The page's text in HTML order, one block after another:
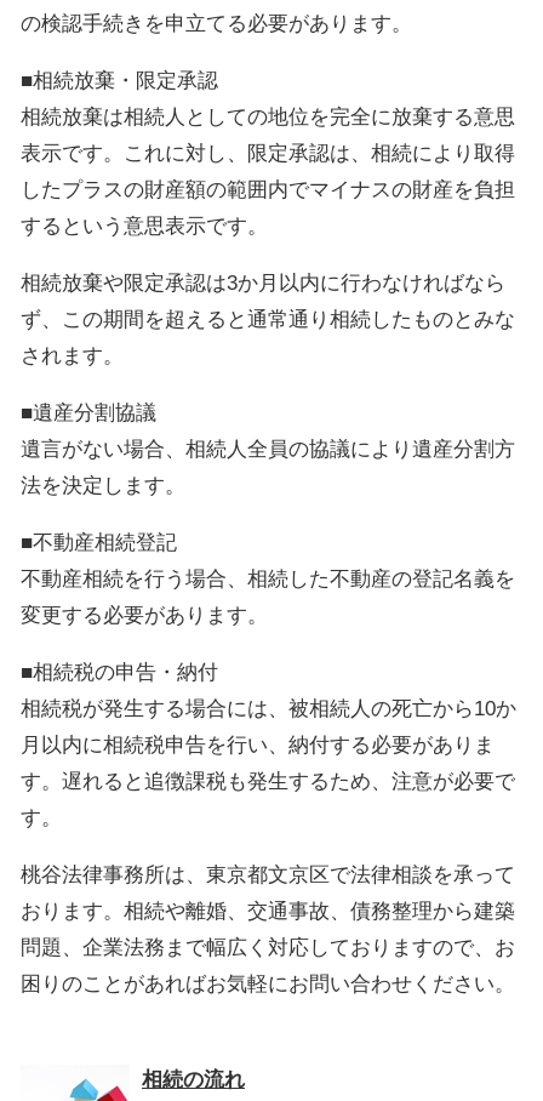
の検認手続きを申立てる必要があります。
■相続放棄・限定承認
相続放棄は相続人としての地位を完全に放棄する意思
表示です。これに対し、限定承認は、相続により取得
したプラスの財産額の範囲内でマイナスの財産を負担
するという意思表示です。
相続放棄や限定承認は3か月以内に行わなければなら
ず、この期間を超えると通常通り相続したものとみな
されます。
■遺産分割協議
遺言がない場合、相続人全員の協議により遺産分割方
法を決定します。
■不動産相続登記
不動産相続を行う場合、相続した不動産の登記名義を
変更する必要があります。
■相続税の申告・納付
相続税が発生する場合には、被相続人の死亡から10か
月以内に相続税申告を行い、納付する必要がありま
す。遅れると追徴課税も発生するため、注意が必要で
す。
桃谷法律事務所は、東京都文京区で法律相談を承って
おります。相続や離婚、交通事故、債務整理から建築
問題、企業法務まで幅広く対応しておりますので、お
困りのことがあればお気軽にお問い合わせください。
相続の流れ